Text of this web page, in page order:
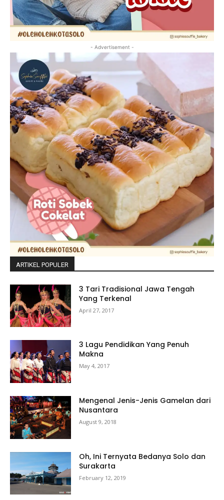
- Advertisement -
ARTIKEL POPULER
3 Tari Tradisional Jawa Tengah
Yang Terkenal
April 27, 2017
3 Lagu Pendidikan Yang Penuh
Makna
May 4, 2017
Mengenal Jenis-Jenis Gamelan dari
Nusantara
August 9, 2018
Oh, Ini Ternyata Bedanya Solo dan
Surakarta
February 12, 2019